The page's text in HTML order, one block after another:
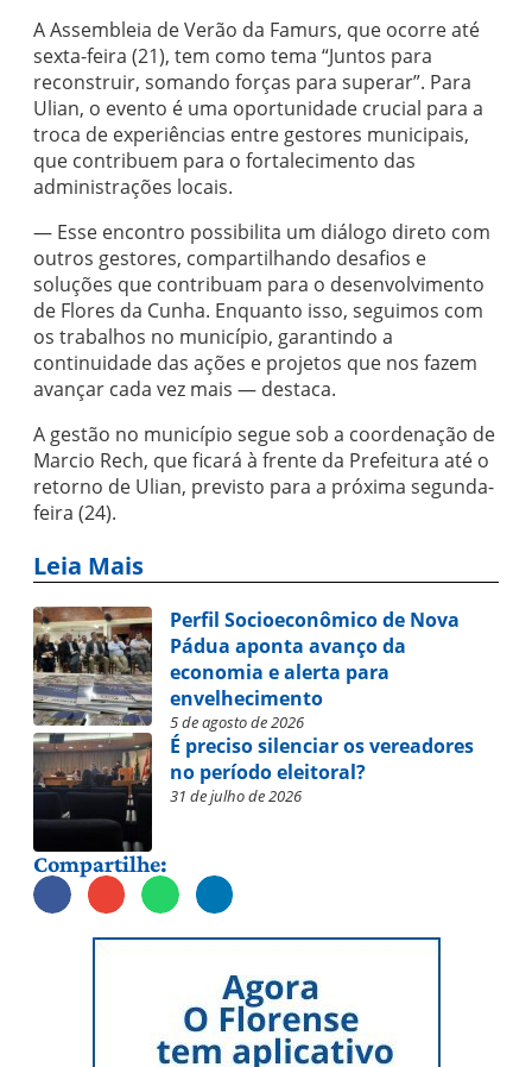
A Assembleia de Verão da Famurs, que ocorre até
sexta-feira (21), tem como tema “Juntos para
reconstruir, somando forças para superar”. Para
Ulian, o evento é uma oportunidade crucial para a
troca de experiências entre gestores municipais,
que contribuem para o fortalecimento das
administrações locais.
— Esse encontro possibilita um diálogo direto com
outros gestores, compartilhando desafios e
soluções que contribuam para o desenvolvimento
de Flores da Cunha. Enquanto isso, seguimos com
os trabalhos no município, garantindo a
continuidade das ações e projetos que nos fazem
avançar cada vez mais — destaca.
A gestão no município segue sob a coordenação de
Marcio Rech, que ficará à frente da Prefeitura até o
retorno de Ulian, previsto para a próxima segunda-
feira (24).
Leia Mais
Perfil Socioeconômico de Nova
Pádua aponta avanço da
economia e alerta para
envelhecimento
5 de agosto de 2026
É preciso silenciar os vereadores
no período eleitoral?
31 de julho de 2026
Compartilhe: